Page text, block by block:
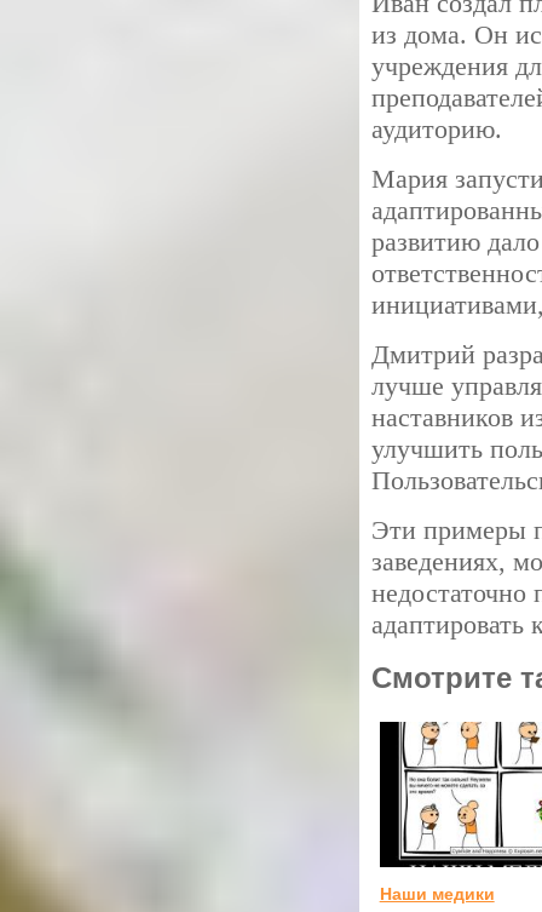
из дома. Он
учреждения
аудиторию.
Мария
развитию
Дмитрий
лучше
наставников
улучшить
Эти примеры
заведениях,
недостаточно
Смотрите
Наши медики